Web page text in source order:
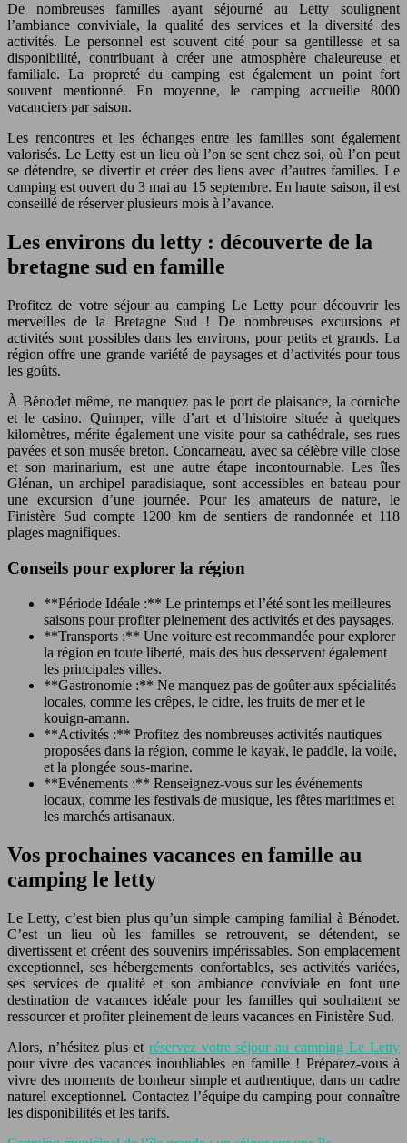
De nombreuses familles ayant séjourné au Letty soulignent
l’ambiance conviviale, la qualité des services et la diversité des
activités. Le personnel est souvent cité pour sa gentillesse et sa
disponibilité, contribuant à créer une atmosphère chaleureuse et
familiale. La propreté du camping est également un point fort
souvent mentionné. En moyenne, le camping accueille 8000
vacanciers par saison.
Les rencontres et les échanges entre les familles sont également
valorisés. Le Letty est un lieu où l’on se sent chez soi, où l’on peut
se détendre, se divertir et créer des liens avec d’autres familles. Le
camping est ouvert du 3 mai au 15 septembre. En haute saison, il est
conseillé de réserver plusieurs mois à l’avance.
Les environs du letty : découverte de la
bretagne sud en famille
Profitez de votre séjour au camping Le Letty pour découvrir les
merveilles de la Bretagne Sud ! De nombreuses excursions et
activités sont possibles dans les environs, pour petits et grands. La
région offre une grande variété de paysages et d’activités pour tous
les goûts.
À Bénodet même, ne manquez pas le port de plaisance, la corniche
et le casino. Quimper, ville d’art et d’histoire située à quelques
kilomètres, mérite également une visite pour sa cathédrale, ses rues
pavées et son musée breton. Concarneau, avec sa célèbre ville close
et son marinarium, est une autre étape incontournable. Les îles
Glénan, un archipel paradisiaque, sont accessibles en bateau pour
une excursion d’une journée. Pour les amateurs de nature, le
Finistère Sud compte 1200 km de sentiers de randonnée et 118
plages magnifiques.
Conseils pour explorer la région
**Période Idéale :** Le printemps et l’été sont les meilleures
saisons pour profiter pleinement des activités et des paysages.
**Transports :** Une voiture est recommandée pour explorer
la région en toute liberté, mais des bus desservent également
les principales villes.
**Gastronomie :** Ne manquez pas de goûter aux spécialités
locales, comme les crêpes, le cidre, les fruits de mer et le
kouign-amann.
**Activités :** Profitez des nombreuses activités nautiques
proposées dans la région, comme le kayak, le paddle, la voile,
et la plongée sous-marine.
**Evénements :** Renseignez-vous sur les événements
locaux, comme les festivals de musique, les fêtes maritimes et
les marchés artisanaux.
Vos prochaines vacances en famille au
camping le letty
Le Letty, c’est bien plus qu’un simple camping familial à Bénodet.
C’est un lieu où les familles se retrouvent, se détendent, se
divertissent et créent des souvenirs impérissables. Son emplacement
exceptionnel, ses hébergements confortables, ses activités variées,
ses services de qualité et son ambiance conviviale en font une
destination de vacances idéale pour les familles qui souhaitent se
ressourcer et profiter pleinement de leurs vacances en Finistère Sud.
Alors, n’hésitez plus et réservez votre séjour au camping Le Letty
pour vivre des vacances inoubliables en famille ! Préparez-vous à
vivre des moments de bonheur simple et authentique, dans un cadre
naturel exceptionnel. Contactez l’équipe du camping pour connaître
les disponibilités et les tarifs.